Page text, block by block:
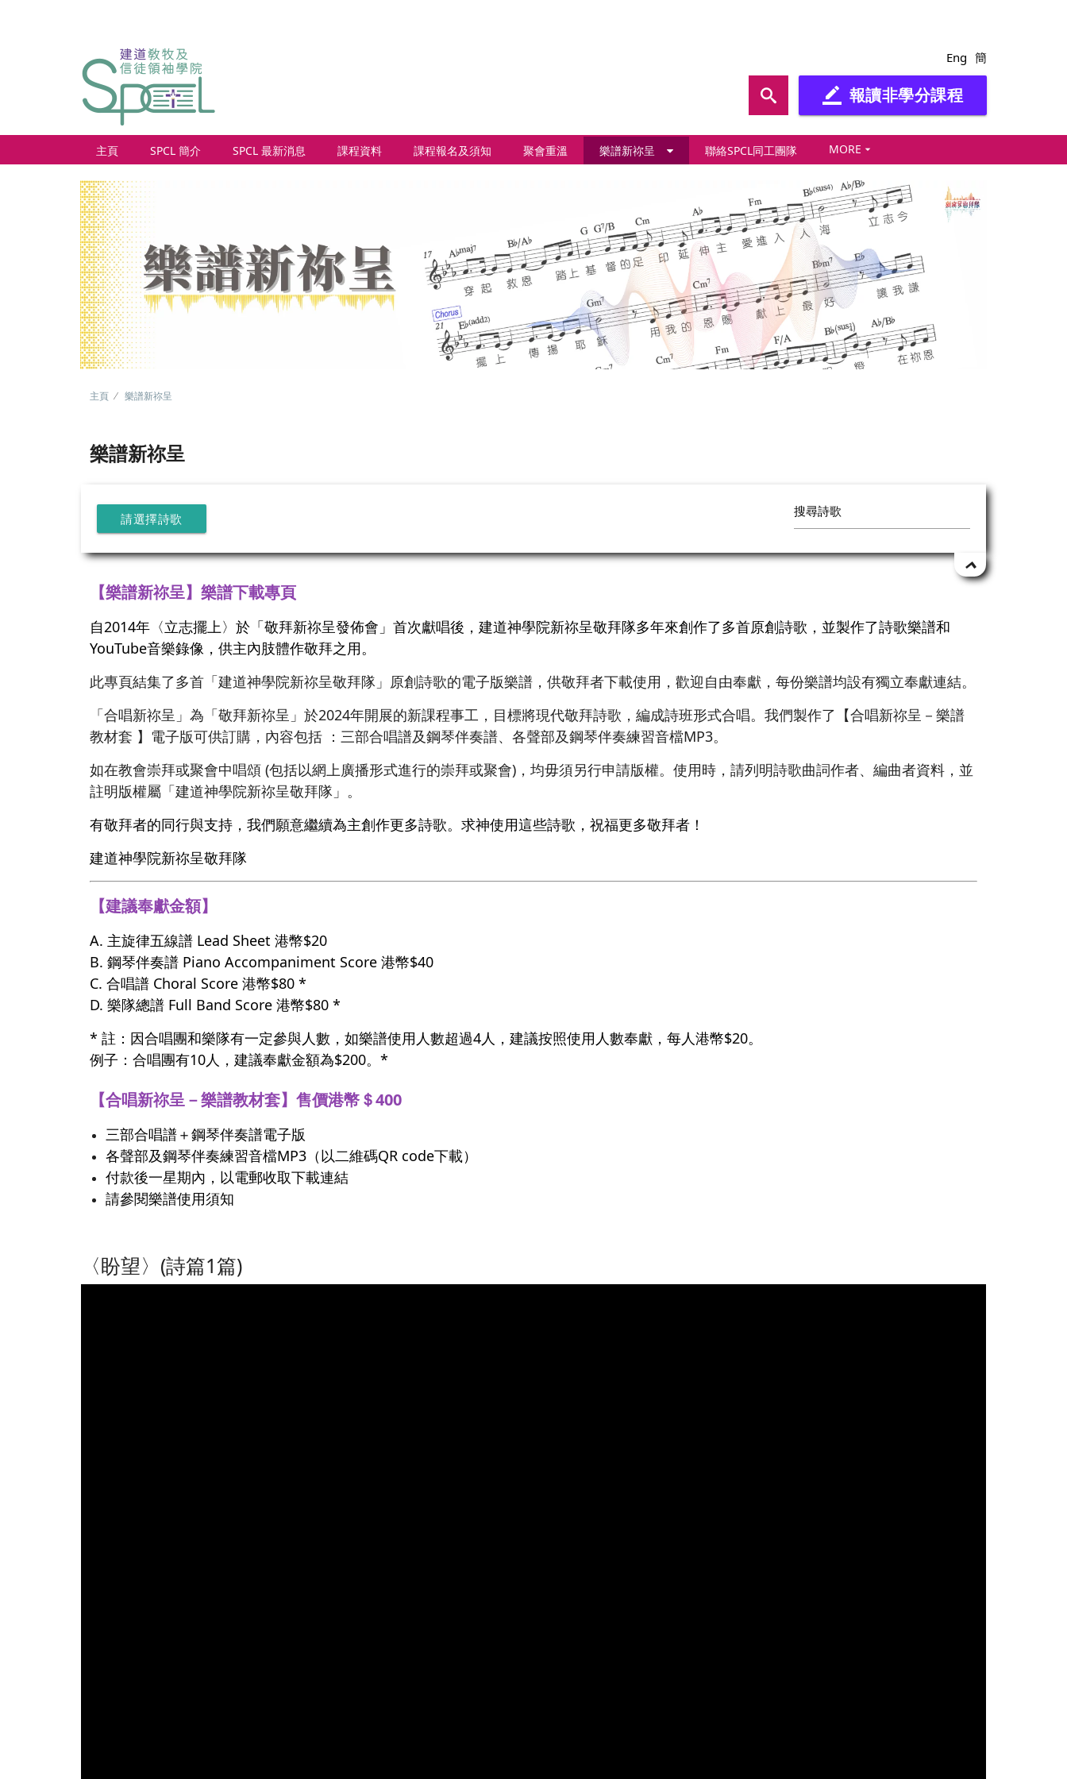
Eng 簡
border_color 報讀非學分課程
主頁 SPCL 簡介 SPCL 最新消息 課程資料 課程報名及須知 聚會重溫 樂譜新祢呈 聯絡SPCL同工團隊 MORE arrow_drop_down
主頁 樂譜新祢呈
樂譜新祢呈
請選擇詩歌
【樂譜新祢呈】樂譜下載專頁
自2014年〈立志擺上〉於「敬拜新祢呈發佈會」首次獻唱後，建道神學院新祢呈敬拜隊多年來創作了多首原創詩歌，並製作了詩歌樂譜和
YouTube音樂錄像，供主內肢體作敬拜之用。
此專頁結集了多首「建道神學院新祢呈敬拜隊」原創詩歌的電子版樂譜，供敬拜者下載使用，歡迎自由奉獻，每份樂譜均設有獨立奉獻連結。
「合唱新祢呈」為「敬拜新祢呈」於2024年開展的新課程事工，目標將現代敬拜詩歌，編成詩班形式合唱。我們製作了【合唱新祢呈－樂譜
教材套 】電子版可供訂購，內容包括 ：三部合唱譜及鋼琴伴奏譜、各聲部及鋼琴伴奏練習音檔MP3。
如在教會崇拜或聚會中唱頌 (包括以網上廣播形式進行的崇拜或聚會)，均毋須另行申請版權。使用時，請列明詩歌曲詞作者、編曲者資料，並
註明版權屬「建道神學院新祢呈敬拜隊」。
有敬拜者的同行與支持，我們願意繼續為主創作更多詩歌。求神使用這些詩歌，祝福更多敬拜者！
建道神學院新祢呈敬拜隊
【建議奉獻金額】
A. 主旋律五線譜 Lead Sheet 港幣$20
B. 鋼琴伴奏譜 Piano Accompaniment Score 港幣$40
C. 合唱譜 Choral Score 港幣$80 *
D. 樂隊總譜 Full Band Score 港幣$80 *
* 註：因合唱團和樂隊有一定參與人數，如樂譜使用人數超過4人，建議按照使用人數奉獻，每人港幣$20。
例子：合唱團有10人，建議奉獻金額為$200。*
【合唱新祢呈－樂譜教材套】售價港幣＄400
三部合唱譜＋鋼琴伴奏譜電子版
各聲部及鋼琴伴奏練習音檔MP3（以二維碼QR code下載）
付款後一星期內，以電郵收取下載連結
請參閱樂譜使用須知
〈盼望〉(詩篇1篇)